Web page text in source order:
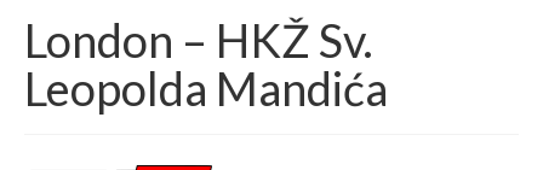
Ustroj
Adresar
London – HKŽ Sv.
Leopolda Mandića